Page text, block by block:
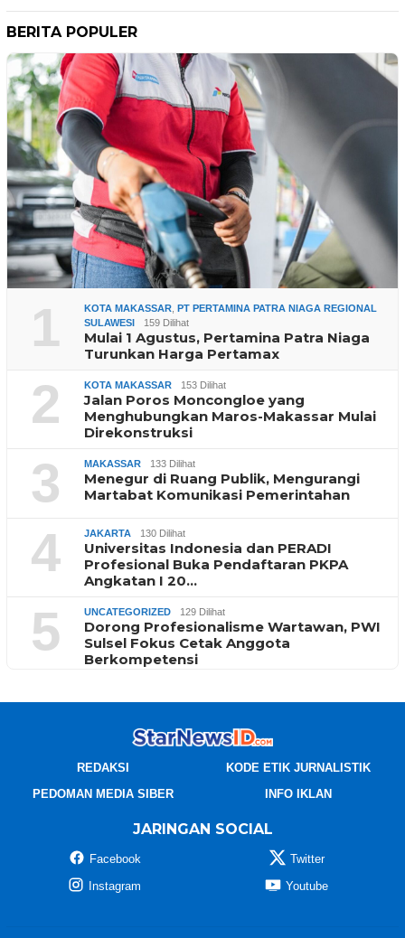
BERITA POPULER
1 KOTA MAKASSAR
PT PERTAMINA PATRA NIAGA REGIONAL
SULAWESI
159 Dilihat
Mulai 1 Agustus, Pertamina Patra Niaga
Turunkan Harga Pertamax
2 KOTA MAKASSAR 153 Dilihat
Jalan Poros Moncongloe yang
Menghubungkan Maros-Makassar Mulai
Direkonstruksi
3 MAKASSAR 133 Dilihat
Menegur di Ruang Publik, Mengurangi
Martabat Komunikasi Pemerintahan
4 JAKARTA 130 Dilihat
Universitas Indonesia dan PERADI
Profesional Buka Pendaftaran PKPA
Angkatan I 20…
5 UNCATEGORIZED 129 Dilihat
Dorong Profesionalisme Wartawan, PWI
Sulsel Fokus Cetak Anggota
Berkompetensi
REDAKSI
KODE ETIK JURNALISTIK
PEDOMAN MEDIA SIBER
INFO IKLAN
JARINGAN SOCIAL
Facebook
Twitter
Instagram
Youtube